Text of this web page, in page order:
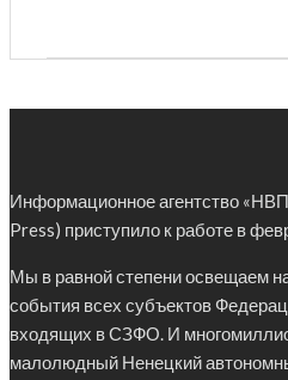
Информационное агентство
Press) приступило к работе в
Мы в равной степени освещаем
события всех субъектов
входящих в СЗФО. И
малолюдный Ненецкий